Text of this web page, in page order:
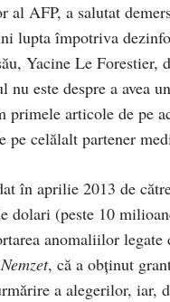
al AFP, a salutat
lupta împotriva
Yacine Le
nu este despre a avea
primele articole de pe
pe celălalt partener
în aprilie 2013 de
dolari (peste 10
anomaliilor
, că a obținut
a alegerilor, iar,